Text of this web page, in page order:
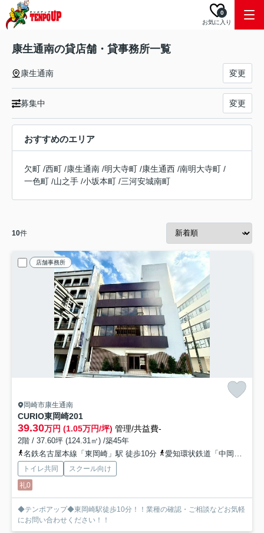
お気に入り
0
康生通南の貸店舗・貸事務所一覧
康生通南 変更
募集中 変更
おすすめのエリア
欠町 /西町 /康生通南 /明大寺町 /康生通西 /南明大寺町 /
一色町 /山之手 /小坂本町 /三河安城南町
10件
店舗事務所
岡崎市康生通南
CURIO東岡崎201
39.30万円 (1.05万円/坪) 管理/共益費-
2階 / 37.60坪 (124.31㎡) /築45年
名鉄名古屋本線「東岡崎」駅 徒歩10分
愛知環状鉄道「中岡崎」駅 徒歩17分
トイレ共同
スクール向け
礼0
◆テンポアップ◆東岡崎駅徒歩10分！！業種の確認・ご相談などお気軽
にお問い合わせください！！